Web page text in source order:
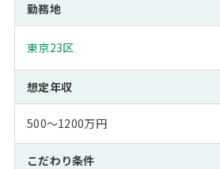
勤務地
東京23区
想定年収
500～1200万円
こだわり条件